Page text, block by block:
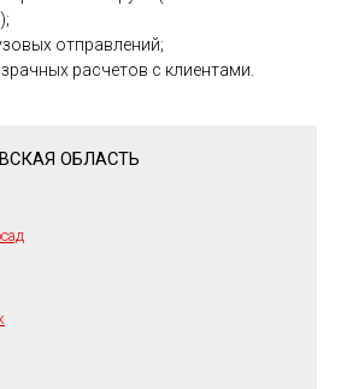
отправлений;
расчетов с клиентами.
ОБЛАСТЬ